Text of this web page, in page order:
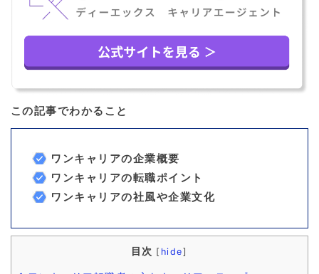
この記事でわかること
ワンキャリアの企業概要
ワンキャリアの転職ポイント
ワンキャリアの社風や企業文化
目次 [ hide]